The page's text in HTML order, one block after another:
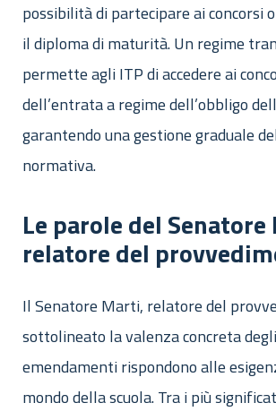
possibilità di partecipare ai concorsi
il diploma di maturità. Un regime
permette agli ITP di accedere ai
dell’entrata a regime dell’obbligo
garantendo una gestione graduale
normativa.
Le parole del
relatore del
Il Senatore Marti, relatore del
sottolineato la valenza concreta
emendamenti rispondono alle
mondo della scuola. Tra i più